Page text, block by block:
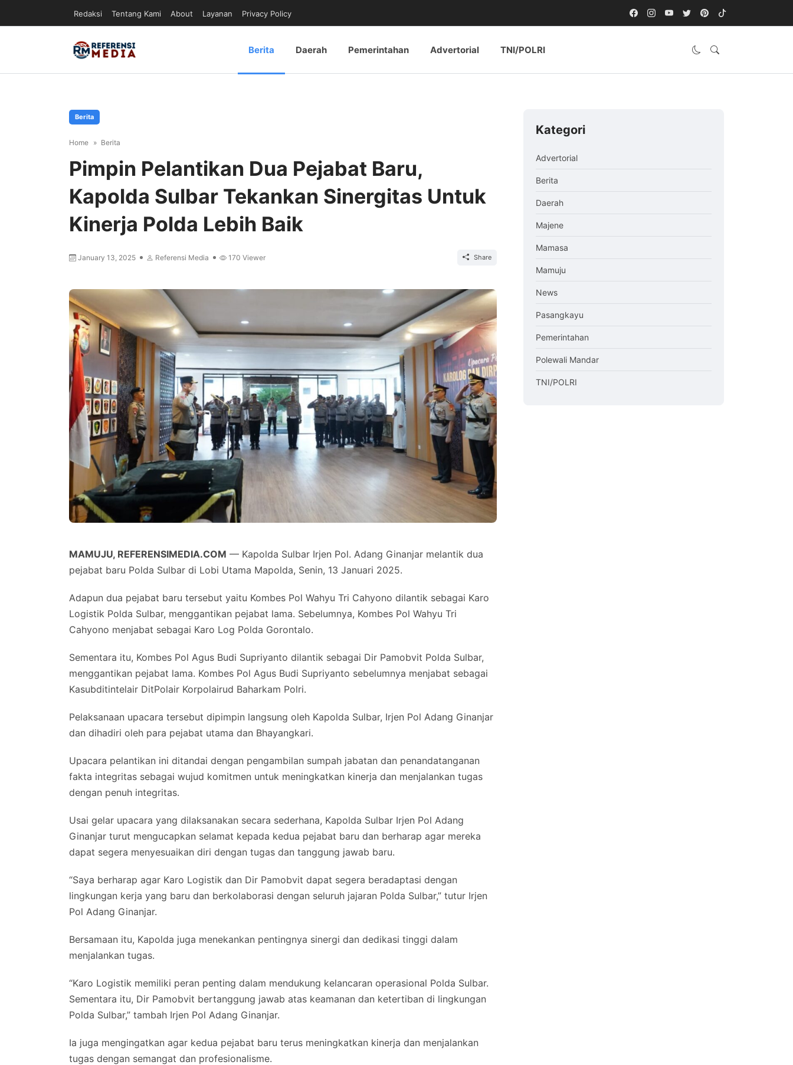
Redaksi Tentang Kami About Layanan Privacy Policy
Berita Daerah Pemerintahan Advertorial TNI/POLRI
Berita
Home Berita
Pimpin Pelantikan Dua Pejabat Baru,
Kapolda Sulbar Tekankan Sinergitas Untuk
Kinerja Polda Lebih Baik
January 13, 2025 Referensi Media 170 Viewer Share
MAMUJU, REFERENSIMEDIA.COM — Kapolda Sulbar Irjen Pol. Adang Ginanjar melantik dua
pejabat baru Polda Sulbar di Lobi Utama Mapolda, Senin, 13 Januari 2025.
Adapun dua pejabat baru tersebut yaitu Kombes Pol Wahyu Tri Cahyono dilantik sebagai Karo
Logistik Polda Sulbar, menggantikan pejabat lama. Sebelumnya, Kombes Pol Wahyu Tri
Cahyono menjabat sebagai Karo Log Polda Gorontalo.
Sementara itu, Kombes Pol Agus Budi Supriyanto dilantik sebagai Dir Pamobvit Polda Sulbar,
menggantikan pejabat lama. Kombes Pol Agus Budi Supriyanto sebelumnya menjabat sebagai
Kasubditintelair DitPolair Korpolairud Baharkam Polri.
Pelaksanaan upacara tersebut dipimpin langsung oleh Kapolda Sulbar, Irjen Pol Adang Ginanjar
dan dihadiri oleh para pejabat utama dan Bhayangkari.
Upacara pelantikan ini ditandai dengan pengambilan sumpah jabatan dan penandatanganan
fakta integritas sebagai wujud komitmen untuk meningkatkan kinerja dan menjalankan tugas
dengan penuh integritas.
Usai gelar upacara yang dilaksanakan secara sederhana, Kapolda Sulbar Irjen Pol Adang
Ginanjar turut mengucapkan selamat kepada kedua pejabat baru dan berharap agar mereka
dapat segera menyesuaikan diri dengan tugas dan tanggung jawab baru.
“Saya berharap agar Karo Logistik dan Dir Pamobvit dapat segera beradaptasi dengan
lingkungan kerja yang baru dan berkolaborasi dengan seluruh jajaran Polda Sulbar,” tutur Irjen
Pol Adang Ginanjar.
Bersamaan itu, Kapolda juga menekankan pentingnya sinergi dan dedikasi tinggi dalam
menjalankan tugas.
“Karo Logistik memiliki peran penting dalam mendukung kelancaran operasional Polda Sulbar.
Sementara itu, Dir Pamobvit bertanggung jawab atas keamanan dan ketertiban di lingkungan
Polda Sulbar,” tambah Irjen Pol Adang Ginanjar.
Ia juga mengingatkan agar kedua pejabat baru terus meningkatkan kinerja dan menjalankan
tugas dengan semangat dan profesionalisme.
Kategori
Advertorial
Berita
Daerah
Majene
Mamasa
Mamuju
News
Pasangkayu
Pemerintahan
Polewali Mandar
TNI/POLRI